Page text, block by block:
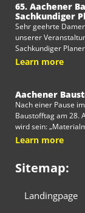
65. Aachener
Sachkundiger
Sehr geehrte
unserer
Sachkundiger
Learn more
Aachener
Nach einer Pause
Baustofftag am 28.
wird sein:
Learn more
Sitemap:
Landingpage